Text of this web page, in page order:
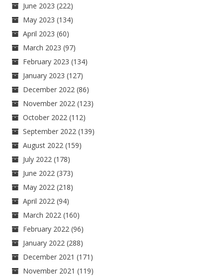
June 2023 (222)
May 2023 (134)
April 2023 (60)
March 2023 (97)
February 2023 (134)
January 2023 (127)
December 2022 (86)
November 2022 (123)
October 2022 (112)
September 2022 (139)
August 2022 (159)
July 2022 (178)
June 2022 (373)
May 2022 (218)
April 2022 (94)
March 2022 (160)
February 2022 (96)
January 2022 (288)
December 2021 (171)
November 2021 (119)